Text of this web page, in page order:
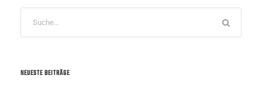
NEUESTE BEITRÄGE